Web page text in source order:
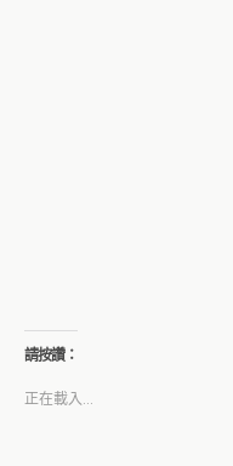
請按讚：
正在載入...